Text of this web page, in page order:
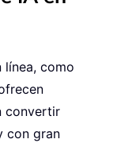
línea, como
convertir
con gran